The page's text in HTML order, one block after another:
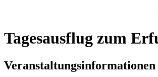
Tagesausflug zum
Veranstaltungsinformationen